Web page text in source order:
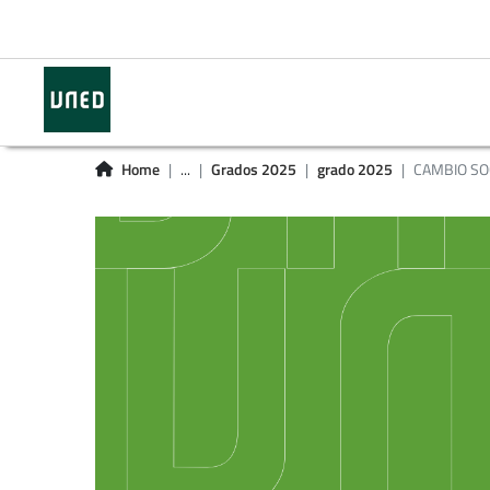
Home ... Grados 2025 grado 2025 CAMBIO